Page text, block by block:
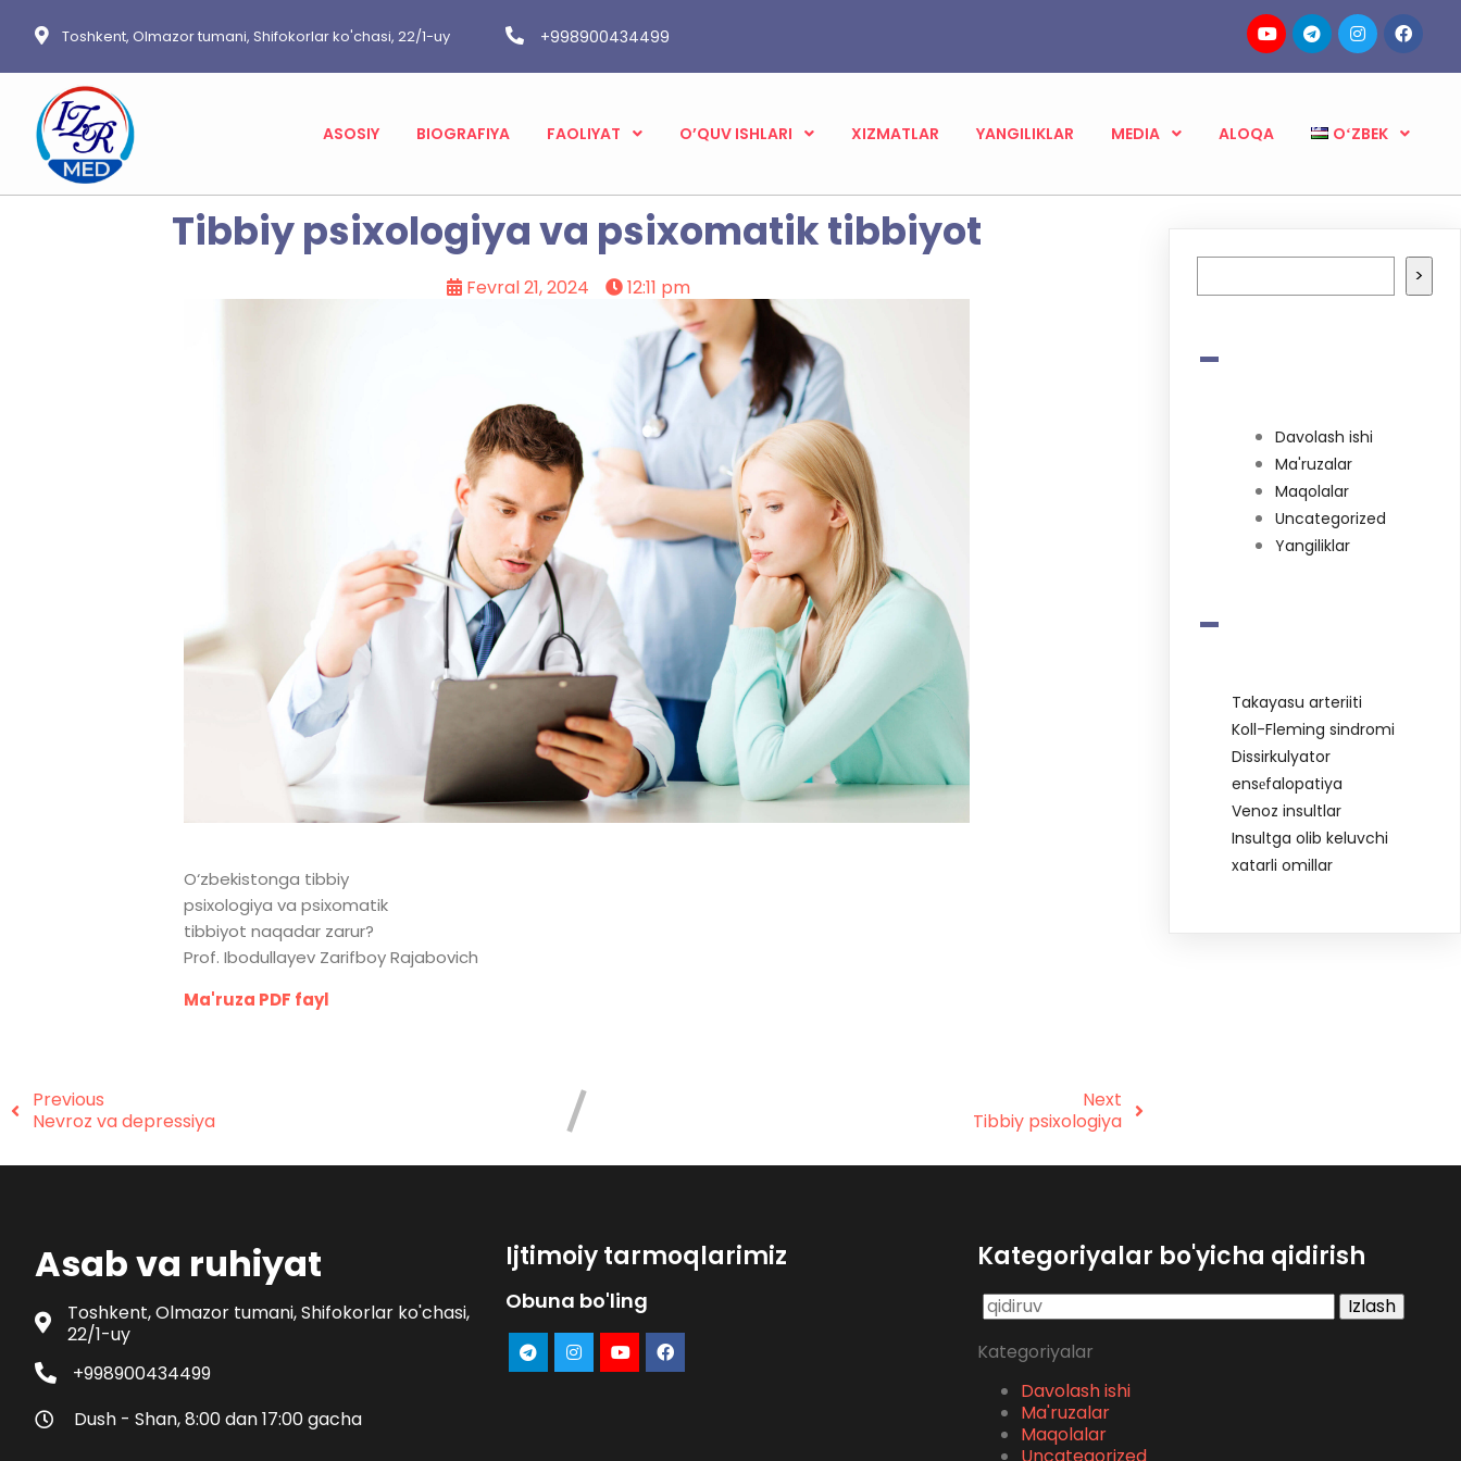
Toshkent, Olmazor tumani, Shifokorlar ko'chasi, 22/1-uy +998900434499
ASOSIY BIOGRAFIYA FAOLIYAT O’QUV ISHLARI XIZMATLAR YANGILIKLAR MEDIA ALOQA OʻZBEK
Tibbiy psixologiya va psixomatik tibbiyot
Fevral 21, 2024 12:11 pm
O‘zbekistonga tibbiy
psixologiya va psixomatik
tibbiyot naqadar zarur?
Prof. Ibodullayev Zarifboy Rajabovich
Ma'ruza PDF fayl
Previous
Nevroz va depressiya
Next
Tibbiy psixologiya
Izlash >
-
Davolash ishi
Ma'ruzalar
Maqolalar
Uncategorized
Yangiliklar
-
Takayasu arteriiti
Koll-Fleming sindromi
Dissirkulyator
ensеfalopatiya
Venoz insultlar
Insultga olib keluvchi
xatarli omillar
Asab va ruhiyat
Toshkent, Olmazor tumani, Shifokorlar ko'chasi,
22/1-uy
+998900434499
Dush - Shan, 8:00 dan 17:00 gacha
Ijtimoiy tarmoqlarimiz
Obuna bo'ling
Kategoriyalar bo'yicha qidirish
Qidirshish:
Kategoriyalar
Davolash ishi
Ma'ruzalar
Maqolalar
Uncategorized